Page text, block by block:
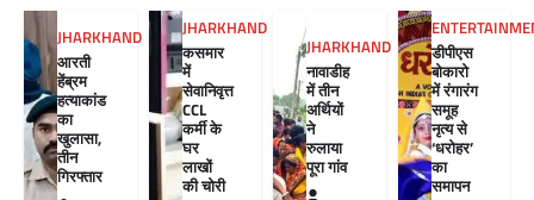
JHARKHAND
आरती
हेंब्रम
हत्याकांड
का
खुलासा,
तीन
गिरफ्तार
JHARKHAND
कसमार
में
सेवानिवृत्त
CCL
कर्मी के
घर
लाखों
की चोरी
JHARKHAND
नावाडीह
में तीन
अर्थियों
ने
रुलाया
पूरा गांव
डीपीएस
बोकारो
में रंगारंग
समूह
नृत्य से
‘धरोहर’
का
समापन